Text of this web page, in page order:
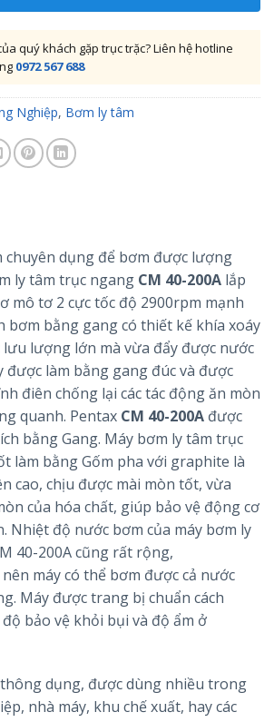
quý khách gặp trục trặc? Liên hệ hotline
0972 567 688
Nghiệp, Bơm ly tâm
chuyên dụng để bơm được lượng
ly tâm trục ngang CM 40-200A lắp
mô tơ 2 cực tốc độ 2900rpm mạnh
bơm bằng gang có thiết kế khía xoáy
lượng lớn mà vừa đẩy được nước
được làm bằng gang đúc và được
điên chống lại các tác động ăn mòn
quanh. Pentax CM 40-200A được
bằng Gang. Máy bơm ly tâm trục
làm bằng Gốm pha với graphite là
cao, chịu được mài mòn tốt, vừa
của hóa chất, giúp bảo vệ động cơ
Nhiệt độ nước bơm của máy bơm ly
40-200A cũng rất rộng,
nên máy có thể bơm được cả nước
Máy được trang bị chuẩn cách
bảo vệ khỏi bụi và độ ẩm ở
dụng, được dùng nhiều trong
nhà máy, khu chế xuất, hay các